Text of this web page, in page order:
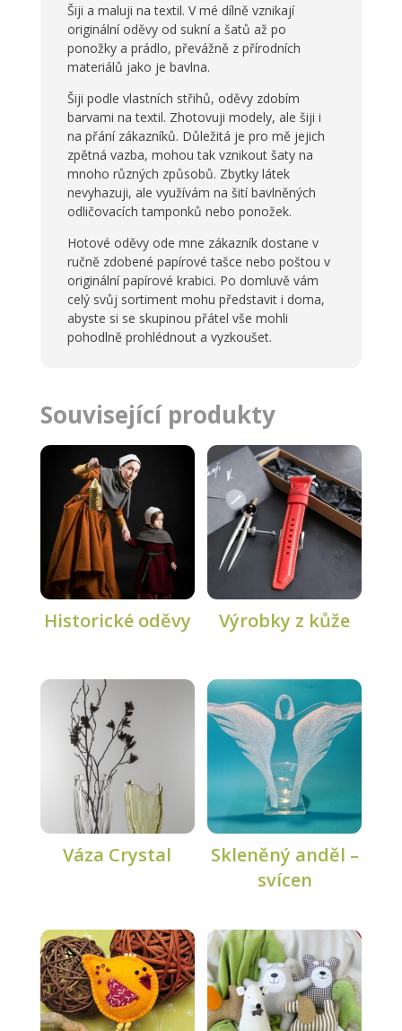
Šiji a maluji na textil. V mé dílně vznikají
originální oděvy od sukní a šatů až po
ponožky a prádlo, převážně z přírodních
materiálů jako je bavlna.
Šiji podle vlastních střihů, oděvy zdobím
barvami na textil. Zhotovuji modely, ale šiji i
na přání zákazníků. Důležitá je pro mě jejich
zpětná vazba, mohou tak vznikout šaty na
mnoho různých způsobů. Zbytky látek
nevyhazuji, ale využívám na šití bavlněných
odličovacích tamponků nebo ponožek.
Hotové oděvy ode mne zákazník dostane v
ručně zdobené papírové tašce nebo poštou v
originální papírové krabici. Po domluvě vám
celý svůj sortiment mohu představit i doma,
abyste si se skupinou přátel vše mohli
pohodlně prohlédnout a vyzkoušet.
Související produkty
Historické oděvy Výrobky z kůže
Váza Crystal
Skleněný anděl –
svícen